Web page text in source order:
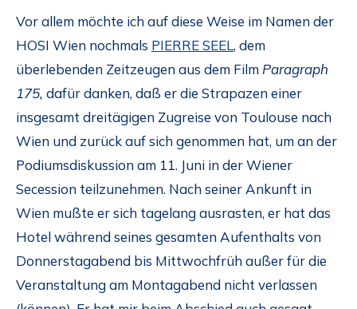
Vor allem möchte ich auf diese Weise im Namen der
HOSI Wien nochmals PIERRE SEEL, dem
überlebenden Zeitzeugen aus dem FilmParagraph
175, dafür danken, daß er die Strapazen einer
insgesamt dreitägigen Zugreise von Toulouse nach
Wien und zurück auf sich genommen hat, um an der
Podiumsdiskussion am 11. Juni in der Wiener
Secession teilzunehmen. Nach seiner Ankunft in
Wien mußte er sich tagelang ausrasten, er hat das
Hotel während seines gesamten Aufenthalts von
Donnerstagabend bis Mittwochfrüh außer für die
Veranstaltung am Montagabend nicht verlassen